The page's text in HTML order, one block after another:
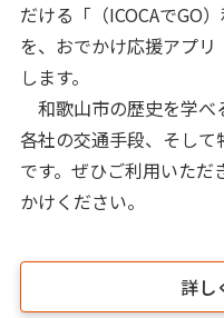
だける「（ICOCAでGO
を、おでかけ応援アプリ
します。
和歌山市の歴史を学べ
各社の交通手段、そし
です。ぜひご利用いた
かけください。
詳し